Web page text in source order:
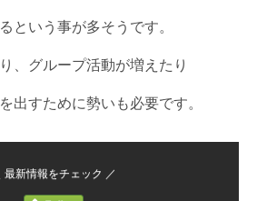
という事が多そうです。
、グループ活動が増えたり
出すために勢いも必要です。
最新情報をチェック ／